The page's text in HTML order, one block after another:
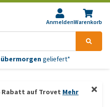
AnmeldenWarenkorb
übermorgengeliefert*
Rabatt auf Trovet Mehr